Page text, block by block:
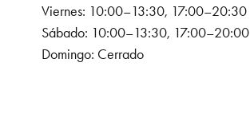
Viernes: 10:00–13:30, 17:00–20:30
Sábado: 10:00–13:30, 17:00–20:00
Domingo: Cerrado